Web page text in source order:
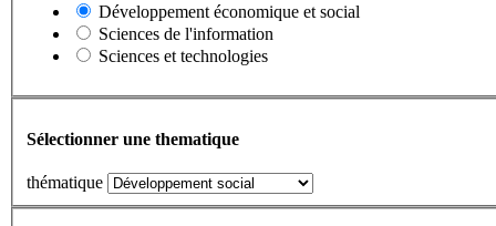
Développement économique et social
Sciences de l'information
Sciences et technologies
Sélectionner une thematique
thématique